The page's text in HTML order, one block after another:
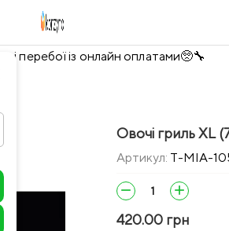
перебої із онлайн оплатами🥺🔧
Овочі гриль XL
Артикул: T-MIA-
remove add
420.00 грн